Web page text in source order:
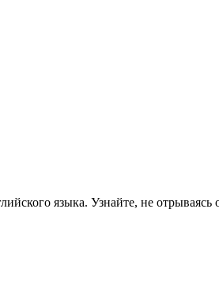
языка. Узнайте, не